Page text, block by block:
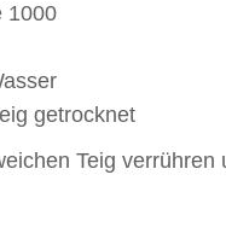
1000
getrocknet
Teig